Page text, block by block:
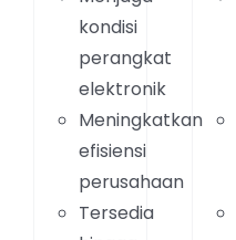
kondisi
perangkat
elektronik
Meningkatkan
efisiensi
perusahaan
Tersedia